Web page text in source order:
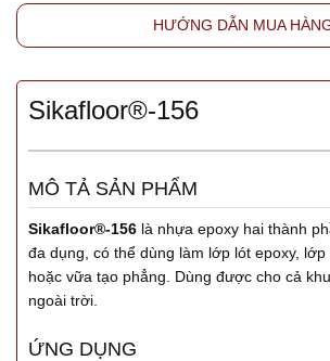
HƯỚNG DẪN MUA
Sikafloor®-156
MÔ TẢ SẢN PHẨM
Sikafloor®-156 là nhựa epoxy hai thành
đa dụng, có thể dùng làm lớp lót epoxy,
hoặc vữa tạo phẳng. Dùng được cho cả
ngoài trời.
ỨNG DỤNG